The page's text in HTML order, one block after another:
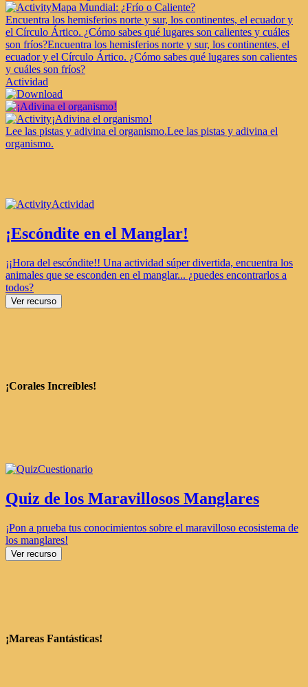
Mapa Mundial: ¿Frío o Caliente?
Encuentra los hemisferios norte y sur, los continentes, el ecuador y
el Círculo Ártico. ¿Cómo sabes qué lugares son calientes y cuáles
son fríos?Encuentra los hemisferios norte y sur, los continentes, el
ecuador y el Círculo Ártico. ¿Cómo sabes qué lugares son calientes
y cuáles son fríos?
Actividad
¡Adivina el organismo!
Lee las pistas y adivina el organismo.Lee las pistas y adivina el
organismo.
Actividad
¡Escóndite en el Manglar!
¡¡Hora del escóndite!! Una actividad súper divertida, encuentra los
animales que se esconden en el manglar... ¿puedes encontrarlos a
todos?
Ver recurso
¡Corales Increíbles!
Cuestionario
Quiz de los Maravillosos Manglares
¡Pon a prueba tus conocimientos sobre el maravilloso ecosistema de
los manglares!
Ver recurso
¡Mareas Fantásticas!